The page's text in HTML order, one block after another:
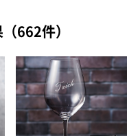
662件）